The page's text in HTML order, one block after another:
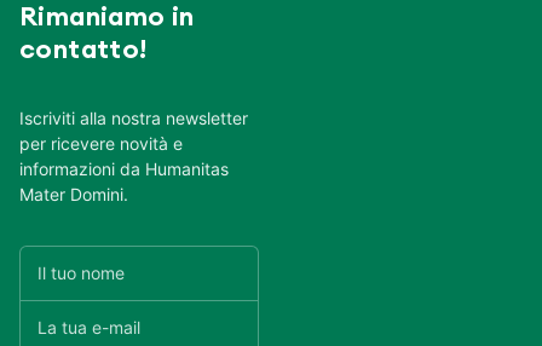
Rimaniamo in
contatto!
Iscriviti alla nostra newsletter
per ricevere novità e
informazioni da Humanitas
Mater Domini.